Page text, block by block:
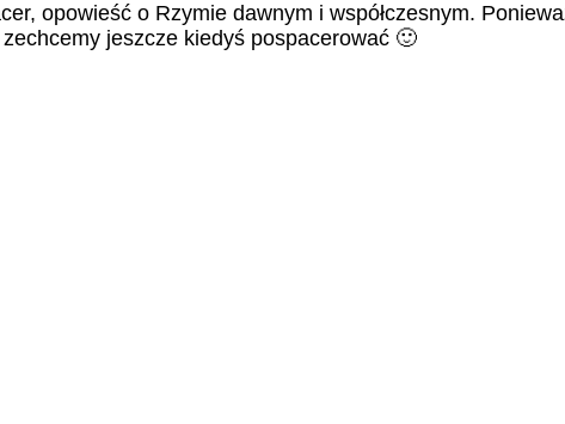
opowieść o Rzymie dawnym i współczesnym.
jeszcze kiedyś pospacerować 🙂